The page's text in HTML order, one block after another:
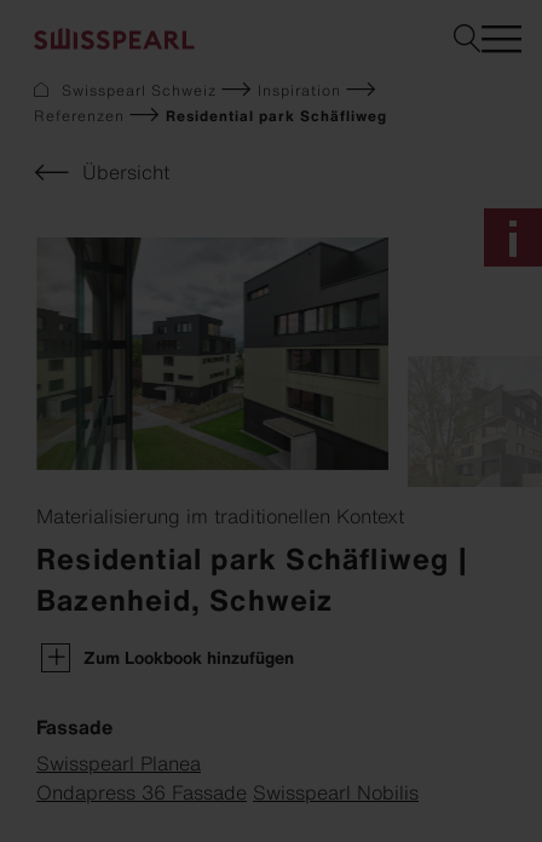
Services
Über uns
Inspiration
Musterbestellung
Nachhaltigkeit
Fassade
Dach
Solar
Garten
Downloads
Swisspearl Schweiz
Inspiration
Referenzen
Residential park Schäfliweg
Übersicht
Materialisierung im traditionellen Kontext
Residential park Schäfliweg |
Bazenheid, Schweiz
Zum Lookbook hinzufügen
Fassade
Swisspearl Planea
Ondapress 36 Fassade Swisspearl Nobilis